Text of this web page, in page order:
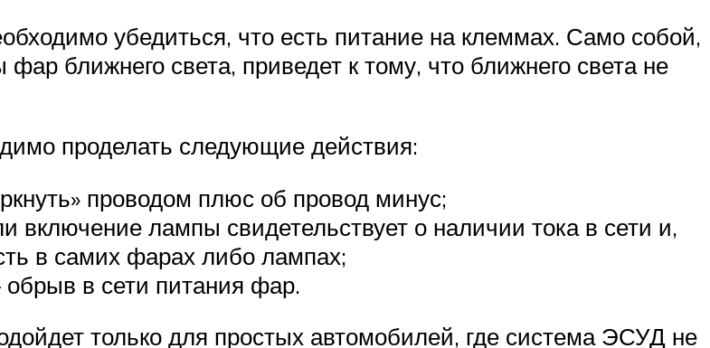
убедиться, что есть питание на клеммах. Само собой,
ближнего света, приведет к тому, что ближнего света не
проделать следующие действия:
проводом плюс об провод минус;
включение лампы свидетельствует о наличии тока в сети и,
в самих фарах либо лампах;
в сети питания фар.
только для простых автомобилей, где система ЭСУД не